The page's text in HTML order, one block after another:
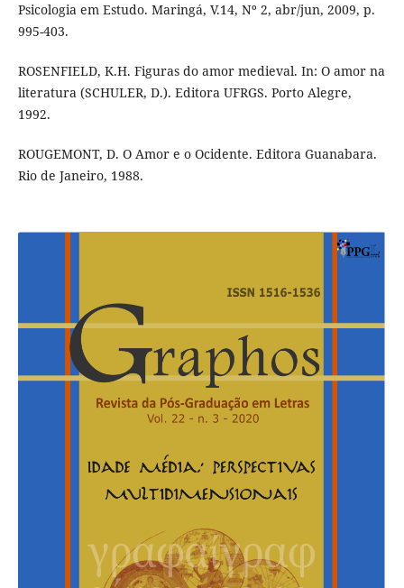
Psicologia em Estudo. Maringá, V.14, Nº 2, abr/jun, 2009, p.
995-403.
ROSENFIELD, K.H. Figuras do amor medieval. In: O amor na
literatura (SCHULER, D.). Editora UFRGS. Porto Alegre,
1992.
ROUGEMONT, D. O Amor e o Ocidente. Editora Guanabara.
Rio de Janeiro, 1988.